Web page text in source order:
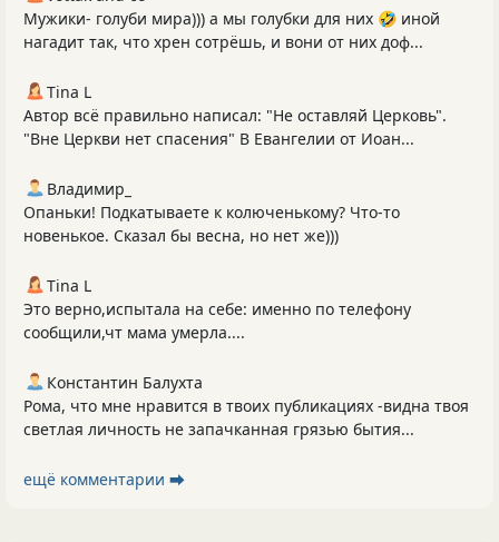
Мужики- голуби мира))) а мы голубки для них 🤣 иной
нагадит так, что хрен сотрёшь, и вони от них доф...
Tina L
Автор всё правильно написал: "Не оставляй Церковь".
"Вне Церкви нет спасения" В Евангелии от Иоан...
Владимир_
Опаньки! Подкатываете к колюченькому? Что-то
новенькое. Сказал бы весна, но нет же)))
Tina L
Это верно,испытала на себе: именно по телефону
сообщили,чт мама умерла....
Константин Балухта
Рома, что мне нравится в твоих публикациях -видна твоя
светлая личность не запачканная грязью бытия...
ещё комментарии ⮕